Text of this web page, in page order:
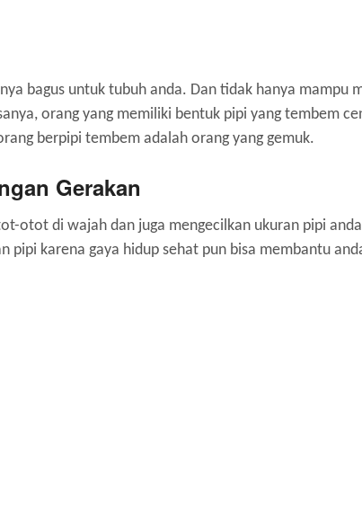
bagus untuk tubuh anda. Dan tidak hanya mampu
orang yang memiliki bentuk pipi yang tembem
berpipi tembem adalah orang yang gemuk.
Gerakan
otot di wajah dan juga mengecilkan ukuran pipi
pipi karena gaya hidup sehat pun bisa membantu